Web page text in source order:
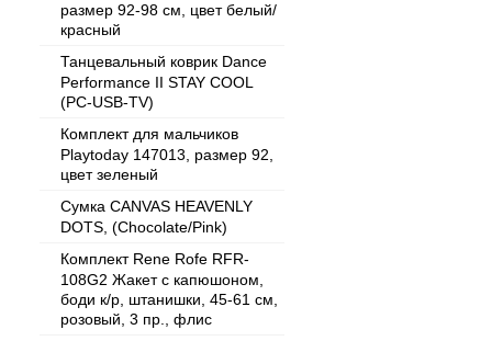
размер 92-98 см, цвет белый/
красный
Танцевальный коврик Dance
Performance II STAY COOL
(PC-USB-TV)
Комплект для мальчиков
Playtoday 147013, размер 92,
цвет зеленый
Cумка CANVAS HEAVENLY
DOTS, (Chocolate/Pink)
Комплект Rene Rofe RFR-
108G2 Жакет с капюшоном,
боди к/р, штанишки, 45-61 см,
розовый, 3 пр., флис